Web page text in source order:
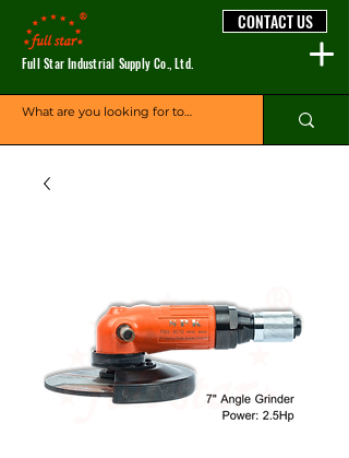
Full Star Industrial Supply Co., Ltd.
CONTACT US